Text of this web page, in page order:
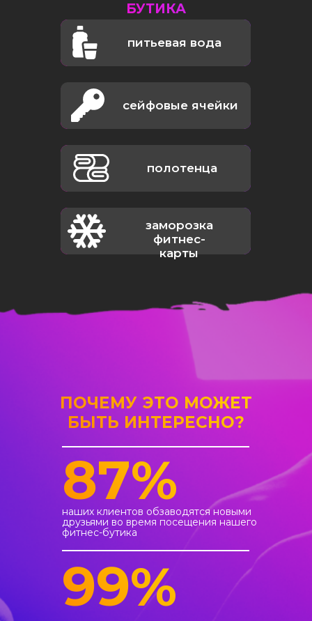
полотенца
сейфовые ячейки
БУТИКА
питьевая вода
заморозка
фитнес-
карты
87%
99%
наших клиентов обзаводятся новыми
друзьями во время посещения нашего
фитнес-бутика
ПОЧЕМУ ЭТО МОЖЕТ
БЫТЬ ИНТЕРЕСНО?